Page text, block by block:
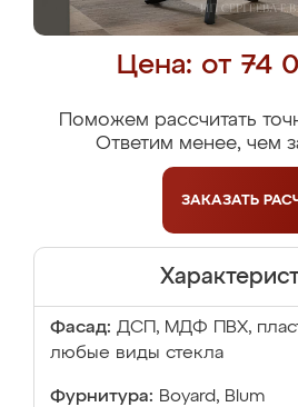
Цена: от 74
Поможем рассчитать
Ответим менее, чем
ЗАКАЗАТЬ
Фасад: ДСП, МДФ ПВХ,
любые виды стекла
Фурнитура: Boyard, Blum